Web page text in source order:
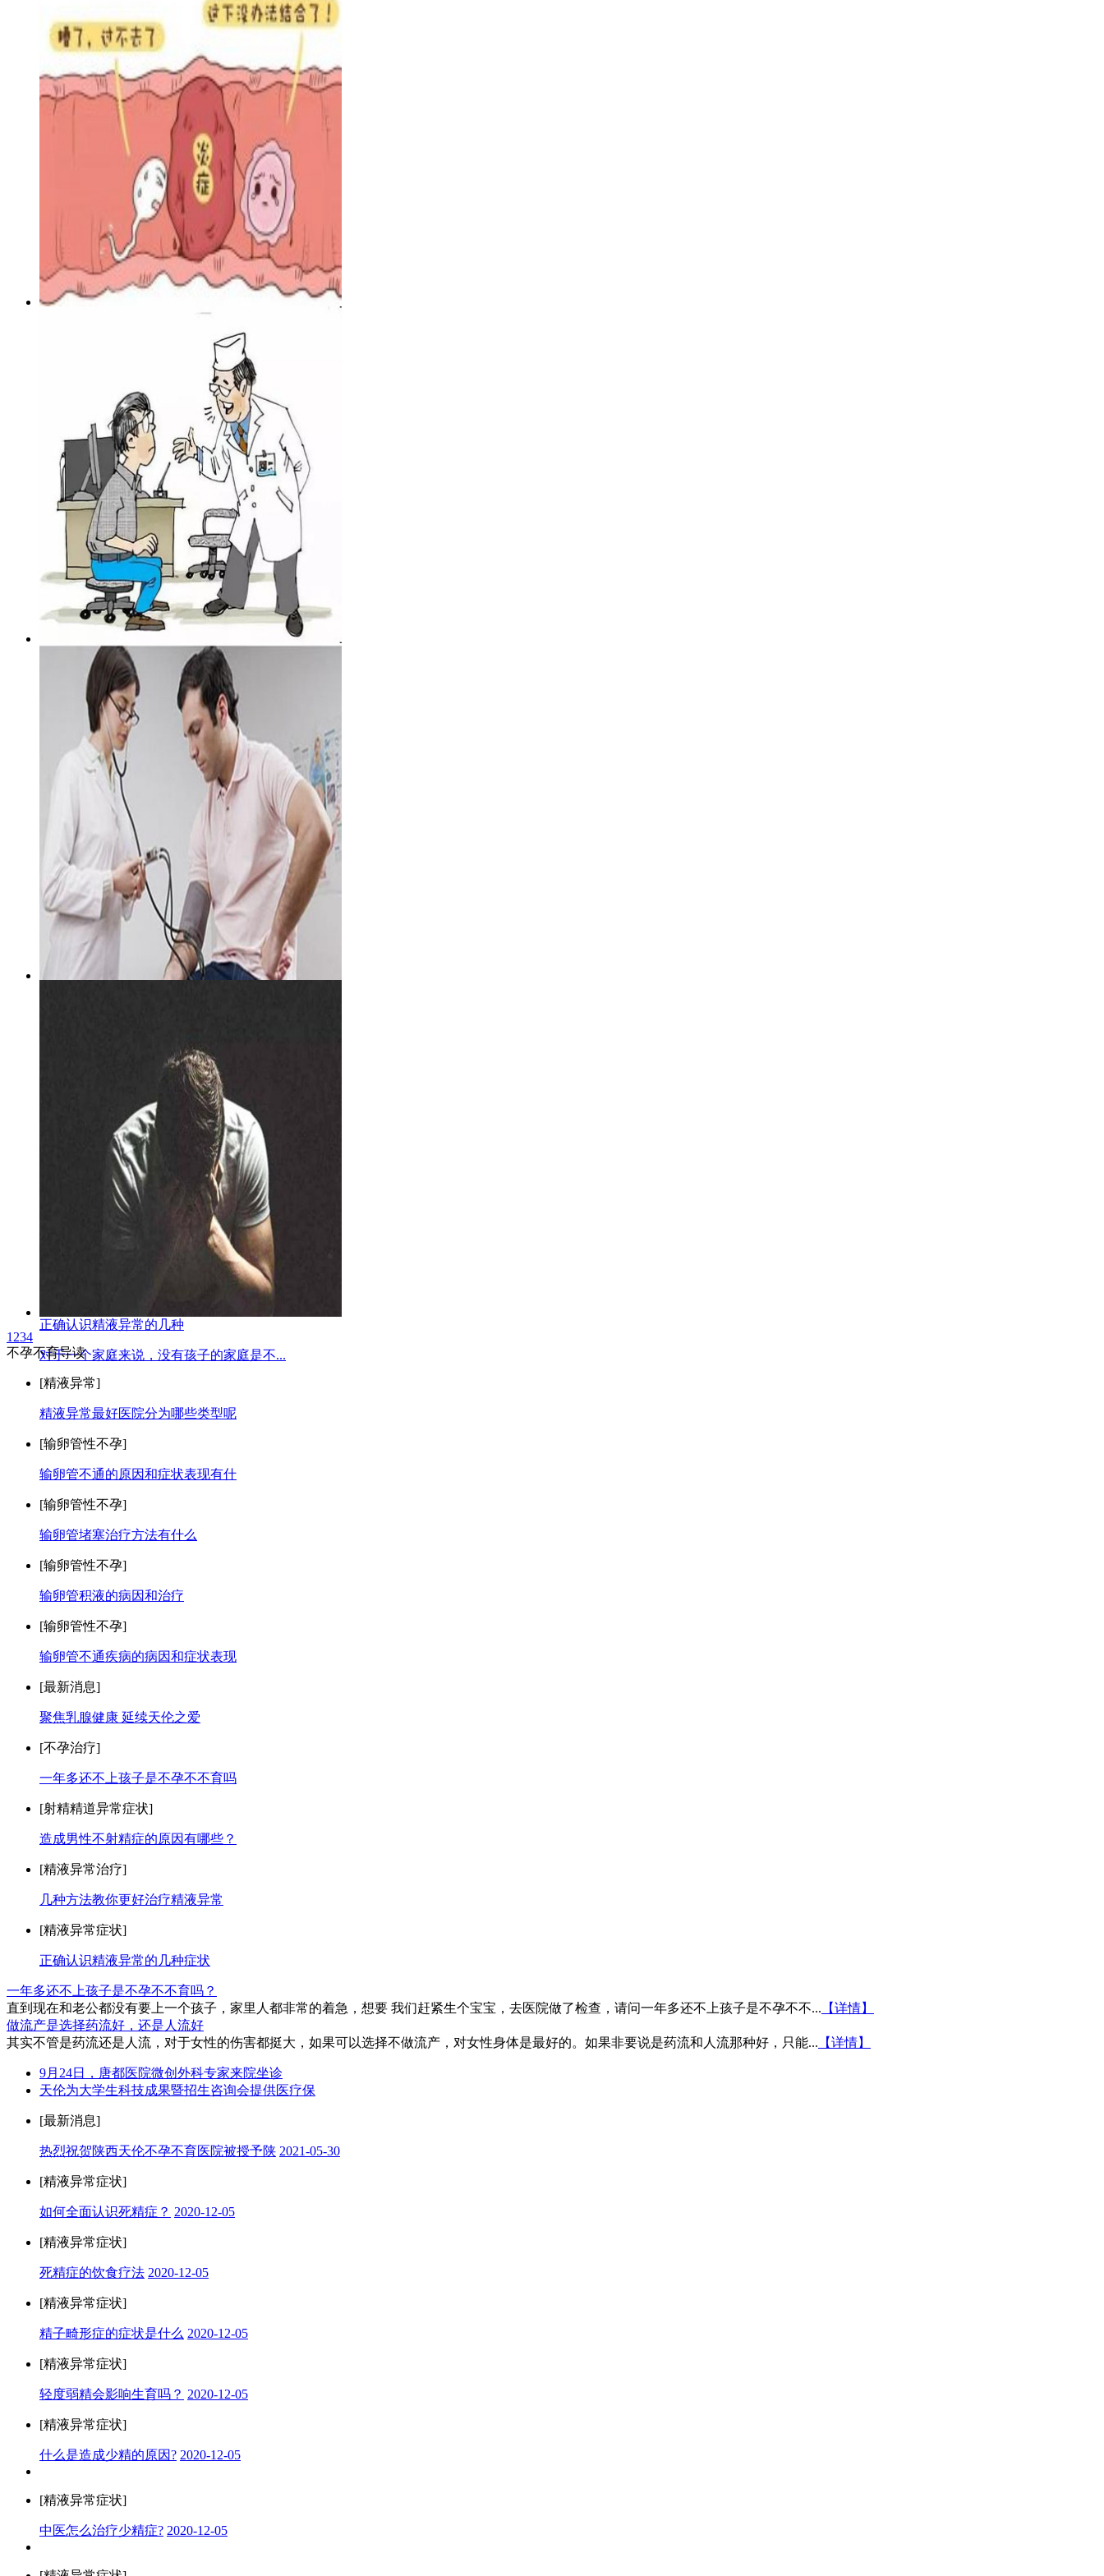
直到现在和老公都没有要上一个孩子，家...
造成男性不射精症的原因
男性不射精症是男科常见疾病，此类患者...
正确认识精液异常的几种
对于一个家庭来说，没有孩子的家庭是不...
1 234
不孕不育导读
[精液异常]
精液异常最好医院分为哪些类型呢
[输卵管性不孕]
输卵管不通的原因和症状表现有什
[输卵管性不孕]
输卵管堵塞治疗方法有什么
[输卵管性不孕]
输卵管积液的病因和治疗
[输卵管性不孕]
输卵管不通疾病的病因和症状表现
[最新消息]
聚焦乳腺健康 延续天伦之爱
[不孕治疗]
一年多还不上孩子是不孕不不育吗
[射精精道异常症状]
造成男性不射精症的原因有哪些？
[精液异常治疗]
几种方法教你更好治疗精液异常
[精液异常症状]
正确认识精液异常的几种症状
一年多还不上孩子是不孕不不育吗？
直到现在和老公都没有要上一个孩子，家里人都非常的着急，想要 我们赶紧生个宝宝，去医院做了检查，请问一年多还不上孩子是不孕不不... 【详情】
做流产是选择药流好，还是人流好
其实不管是药流还是人流，对于女性的伤害都挺大，如果可以选择不做流产，对女性身体是最好的。如果非要说是药流和人流那种好，只能... 【详情】
9月24日，唐都医院微创外科专家来院坐诊
天伦为大学生科技成果暨招生咨询会提供医疗保
[最新消息]
热烈祝贺陕西天伦不孕不育医院被授予陕 2021-05-30
[精液异常症状]
如何全面认识死精症？ 2020-12-05
[精液异常症状]
死精症的饮食疗法 2020-12-05
[精液异常症状]
精子畸形症的症状是什么 2020-12-05
[精液异常症状]
轻度弱精会影响生育吗？ 2020-12-05
[精液异常症状]
什么是造成少精的原因? 2020-12-05
[精液异常症状]
中医怎么治疗少精症? 2020-12-05